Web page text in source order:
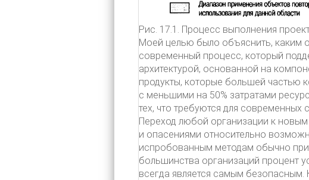
Рис. 17.1. Процесс выполнения
Моей целью было объяснить, каким
современный процесс, который
архитектурой, основанной на
продукты, которые большей частью
с меньшими на 50% затратами
тех, что требуются для современных
Переход любой организации к
и опасениями относительно
испробованным методам обычно
большинства организаций процент
всегда является самым